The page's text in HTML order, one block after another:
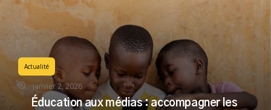
Actualité
janvier 2, 2026
Éducation aux médias : accompagner les